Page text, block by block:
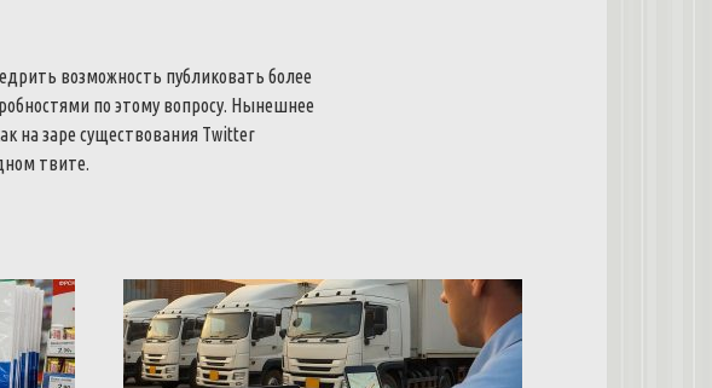
возможность публиковать более
по этому вопросу. Нынешнее
на заре существования Twitter
твите.